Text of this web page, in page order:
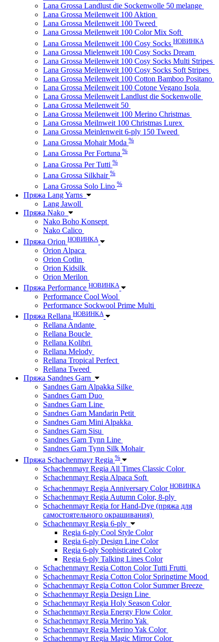
Lana Grossa Landlust die Sockenwolle 50 melange
Lana Grossa Meilenweit 100 Aktion
Lana Grossa Meilenweit 100 Tweed
Lana Grossa Meilenweit 100 Color Mix Soft
Lana Grossa Meilenweit 100 Cosy Socks НОВИНКА
Lana Grossa Mielenweit 100 Cosy Socks Dream
Lana Grossa Meilenweit 100 Cosy Socks Multi Stripes
Lana Grossa Meilenweit 100 Cosy Socks Soft Stripes
Lana Grossa Meilenweit 100 Cotton Bamboo Positano
Lana Grossa Meilenweit 100 Cotone Vegano Isola
Lana Grossa Meilenweit Landlust die Sockenwolle
Lana Grossa Meilenweit 50
Lana Grossa Meilenweit 100 Merino Christmas
Lana Grossa Meilnweit 100 Christmas Lurex
Lana Grossa Meinlenweit 6-ply 150 Tweed
Lana Grossa Mohair Moda %
Lana Grossa Per Fortuna %
Lana Grossa Per Tutti %
Lana Grossa Silkhair %
Lana Grossa Solo Lino %
Пряжа Lang Yarns
Lang Jawoll
Пряжа Nako
Nako Boho Konsept
Nako Calico
Пряжа Orion НОВИНКА
Orion Alpaca
Orion Cotlin
Orion Kidsilk
Orion Merilon
Пряжа Performance НОВИНКА
Performance Cool Wool
Performance Sockwool Prime Multi
Пряжа Rellana НОВИНКА
Rellana Andante
Rellana Boucle
Rellana Kolibri
Rellana Melody
Rellana Tropical Perfect
Rellana Tweed
Пряжа Sandnes Garn
Sandnes Garn Alpakka Silke
Sandnes Garn Duo
Sandnes Garn Line
Sandnes Garn Mandarin Petit
Sandnes Garn Mini Alpakka
Sandnes Garn Sisu
Sandnes Garn Tynn Line
Sandnes Garn Tynn Silk Mohair
Пряжа Schachenmayr Regia %
Schachenmayr Regia All Times Classic Color
Schachenmayr Regia Alpaca Soft
Schachenmayr Regia Anniversary Color НОВИНКА
Schachenmayr Regia Autumn Color, 8-ply
Schachenmayr Regia for Hand-Dye (пряжа для
самостоятельного окрашивания)
Schachenmayr Regia 6-ply
Regia 6-ply Cool Style Color
Regia 6-ply Design Line Color
Regia 6-ply Sophisticated Color
Regia 6-ply Talking Lines Color
Schachenmayr Regia Cotton Color Tutti Frutti
Schachenmayr Regia Cotton Color Springtime Mood
Schachenmayr Regia Cotton Color Summer Breeze
Schachenmayr Regia Design Line
Schachenmayr Regia Holy Season Color
Schachenmayr Regia Energy Flow Color
Schachenmayr Regia Merino Yak
Schachenmayr Regia Merino Yak Color
Schachenmayr Regia Magic Mirror Color